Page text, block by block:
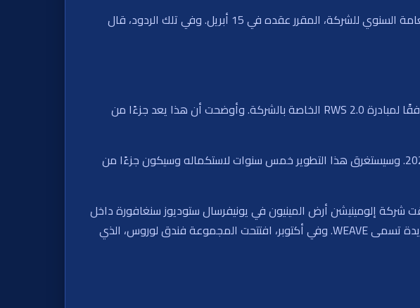
كانت هذه التصريحات جزءًا من ردود مكتوبة على أسئلة قدمها المساهمون قبل اجتماع الجمعية العامة السنوي للشركة، المقرر عقده في 15 أبريل. وفي تلك الردود، قال
خصصت شركة جنتنج سنغافورة حوالي 6.80 مليار دولار سنغافوري للتحسينات والتوسعة في الموقع وفقًا لمبادرة RWS 2.0 الخاصة بالشركة. وأوضحت أن هذا يعد جزءًا من
أعلنت الشركة عن بدء أعمال البناء لمجمعها الجديد على الواجهة المائية في المرفق في نوفمبر 2024. وسيستغرق هذا التطوير خمس سنوات لاستكماله وسيكون جزءًا من
بتقديم معالم جديدة ومرافق كجزء من نفس البرنامج. في أوائل عام 2025، أطلقت شركة إلومينيشن أرض المينيون في يونيفرسال ستوديوز سنغافورة داخل
منتجع العالم في سنتوسا. وفي يوليو، افتتحت حوض المحيطات في سنغافورة وقدم منطقة تجزئة جديدة تسمى WEAVE. وفي أكتوبر، افتتحت المجموعة فندق لوروس، الذي